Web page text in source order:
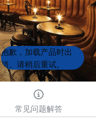
Product
List
Product
List
抱歉，加载产品时出
错。请稍后重试。
常见问题解答